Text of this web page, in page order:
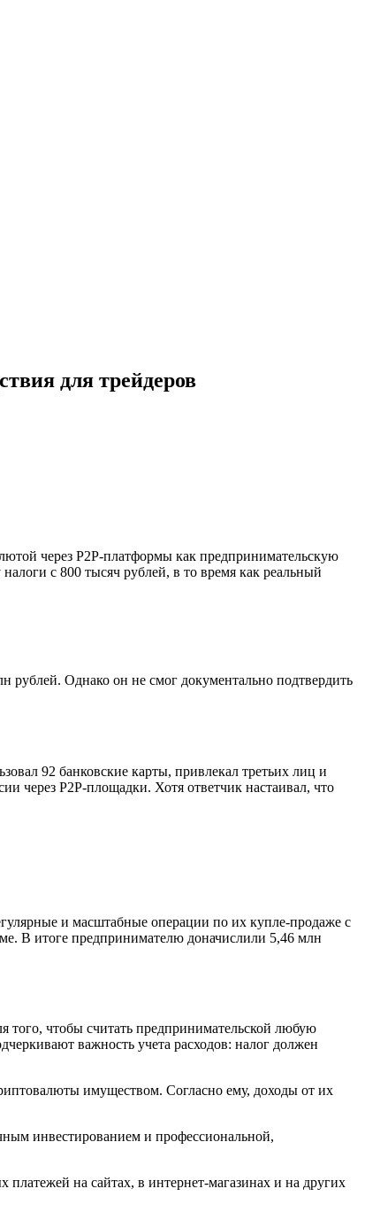
для трейдеров
через P2P-платформы как предпринимательскую
с 800 тысяч рублей, в то время как реальный
Однако он не смог документально подтвердить
92 банковские карты, привлекал третьих лиц и
через P2P-площадки. Хотя ответчик настаивал, что
и масштабные операции по их купле-продаже с
В итоге предпринимателю доначислили 5,46 млн
чтобы считать предпринимательской любую
важность учета расходов: налог должен
имуществом. Согласно ему, доходы от их
инвестированием и профессиональной,
на сайтах, в интернет-магазинах и на других